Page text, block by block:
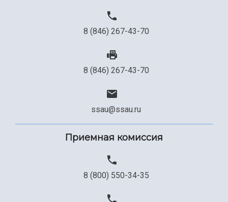
8 (846) 267-43-70
8 (846) 267-43-70
ssau@ssau.ru
Приемная комиссия
8 (800) 550-34-35